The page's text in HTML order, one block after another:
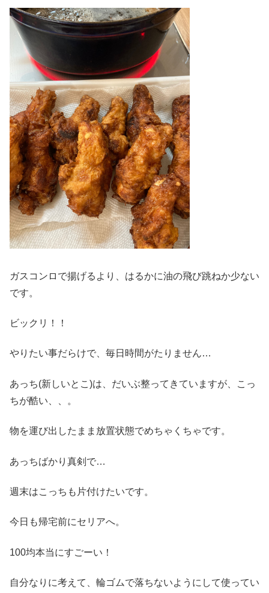
ガスコンロで揚げるより、はるかに油の飛び跳ねか少ない
です。
ビックリ！！
やりたい事だらけで、毎日時間がたりません…
あっち(新しいとこ)は、だいぶ整ってきていますが、こっ
ちが酷い、、。
物を運び出したまま放置状態でめちゃくちゃです。
あっちばかり真剣で…
週末はこっちも片付けたいです。
今日も帰宅前にセリアへ。
100均本当にすごーい！
自分なりに考えて、輪ゴムで落ちないようにして使ってい